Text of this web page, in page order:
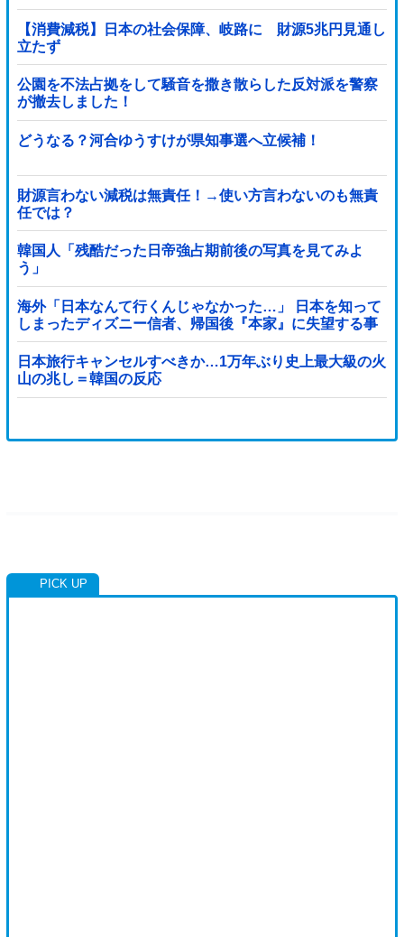
【消費減税】日本の社会保障、岐路に 財源5兆円見通し
立たず
公園を不法占拠をして騒音を撒き散らした反対派を警察
が撤去しました！
どうなる？河合ゆうすけが県知事選へ立候補！
財源言わない減税は無責任！→使い方言わないのも無責
任では？
韓国人「残酷だった日帝強占期前後の写真を見てみよ
う」
海外「日本なんて行くんじゃなかった…」 日本を知って
しまったディズニー信者、帰国後『本家』に失望する事
態に
日本旅行キャンセルすべきか…1万年ぶり史上最大級の火
山の兆し＝韓国の反応